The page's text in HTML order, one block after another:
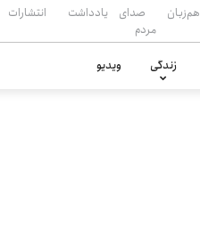
هم‌زبان
صدای
مردم
یادداشت انتشارات
زندگی ویدیو